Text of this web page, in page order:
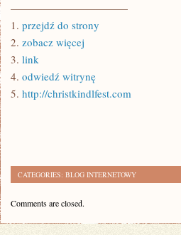
———————————
1. przejdź do strony
2. zobacz więcej
3. link
4. odwiedź witrynę
5. http://christkindlfest.com
CATEGORIES: BLOG INTERNETOWY
Comments are closed.